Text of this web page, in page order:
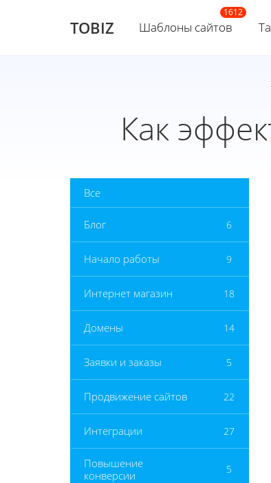
TOBIZ Шаблоны сайтов
Как
Все
Блог 6
Начало работы 9
Интернет магазин 18
Домены 14
Заявки и заказы 5
Продвижение сайтов 22
Интеграции 27
Повышение
конверсии
5